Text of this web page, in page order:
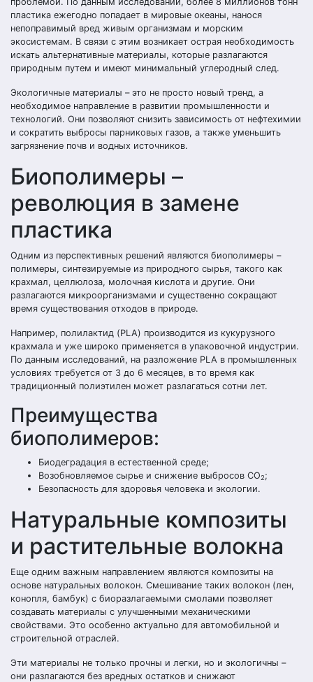
пластика ежегодно попадает в мировые океаны, нанося
непоправимый вред живым организмам и морским
экосистемам. В связи с этим возникает острая необходимость
искать альтернативные материалы, которые разлагаются
природным путем и имеют минимальный углеродный след.
Экологичные материалы – это не просто новый тренд, а
необходимое направление в развитии промышленности и
технологий. Они позволяют снизить зависимость от нефтехимии
и сократить выбросы парниковых газов, а также уменьшить
загрязнение почв и водных источников.
Биополимеры –
революция в замене
пластика
Одним из перспективных решений являются биополимеры –
полимеры, синтезируемые из природного сырья, такого как
крахмал, целлюлоза, молочная кислота и другие. Они
разлагаются микроорганизмами и существенно сокращают
время существования отходов в природе.
Например, полилактид (PLA) производится из кукурузного
крахмала и уже широко применяется в упаковочной индустрии.
По данным исследований, на разложение PLA в промышленных
условиях требуется от 3 до 6 месяцев, в то время как
традиционный полиэтилен может разлагаться сотни лет.
Преимущества
биополимеров:
Биодеградация в естественной среде;
Возобновляемое сырье и снижение выбросов СО2;
Безопасность для здоровья человека и экологии.
Натуральные композиты
и растительные волокна
Еще одним важным направлением являются композиты на
основе натуральных волокон. Смешивание таких волокон (лен,
конопля, бамбук) с биоразлагаемыми смолами позволяет
создавать материалы с улучшенными механическими
свойствами. Это особенно актуально для автомобильной и
строительной отраслей.
Эти материалы не только прочны и легки, но и экологичны –
они разлагаются без вредных остатков и снижают